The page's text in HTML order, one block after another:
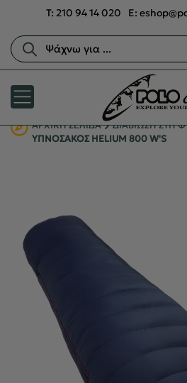
T: 210 94 14 020 E:
Αναζήτηση
προϊόντων
ΑΡΧΙΚΉ ΣΕΛΊΔΑ ΔΙΑΒΙΩΣΗ ΣΤΗ
ΥΠΝΟΣΑΚΟΣ HELIUM 800 W'S